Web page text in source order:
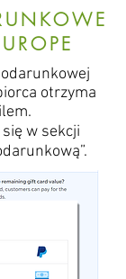
otrzyma
w sekcji